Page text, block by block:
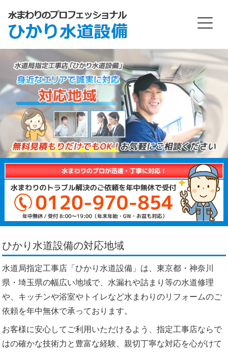
ひかり水道設備の対応地域
水道局指定工事店「ひかり水道設備」は、東京都・神奈川
県・埼玉県の幅広い地域で、水漏れや詰まり等の水道修理
や、キッチンや浴室やトイレなど水まわりのリフォームのご
依頼を年中無休で承っております。
お客様に安心してご利用いただけるよう、指定工事店ならで
はの確かな技術力と豊富な経験、親切丁寧な対応を心がけて